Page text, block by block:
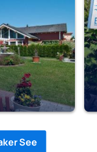
See